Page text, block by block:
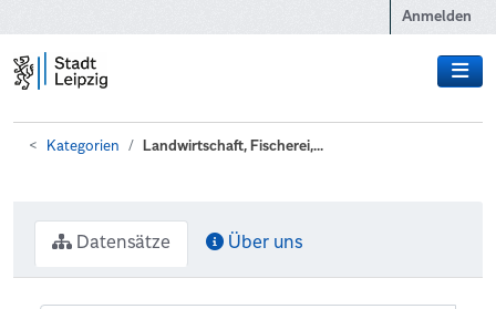
Anmelden
Kategorien Landwirtschaft, Fischerei,...
Datensätze Über uns